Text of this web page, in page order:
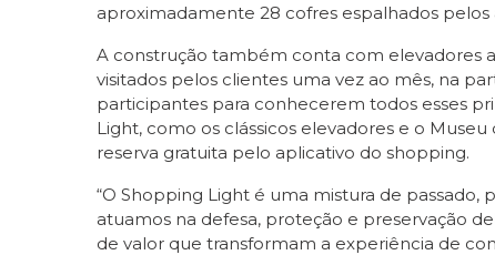
aproximadamente 28 cofres espalhados
A construção também conta com elevadores
visitados pelos clientes uma vez ao mês, na
participantes para conhecerem todos esses
Light, como os clássicos elevadores e o
reserva gratuita pelo aplicativo do shopping.
“O Shopping Light é uma mistura de passado,
atuamos na defesa, proteção e preservação
de valor que transformam a experiência de